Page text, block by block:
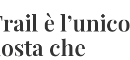
è l’unico
che